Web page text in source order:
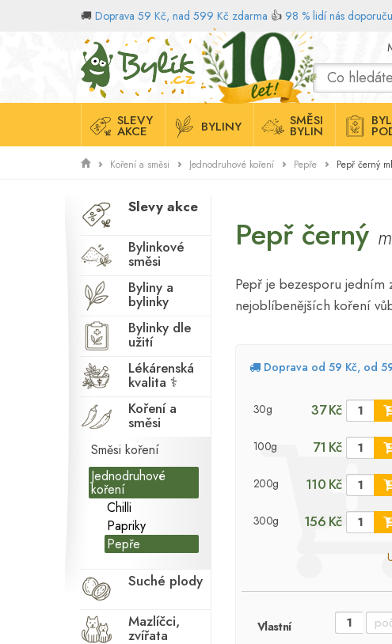
🚚 Doprava 59 Kč, nad 599 Kč zdarma 👍 98 % lidí nás
Domů
SLEVY
AKCE BYLINY SMĚSI
BYLIN
Koření a směsi Jednodruhové koření Pepře Pepř černý
Slevy akce
Bylinkové
směsi
Byliny a
bylinky
Bylinky dle
užití
Lékárenská
kvalita ⚕
Koření a
směsi
Směsi koření
Jednodruhové
koření
Chilli
Papriky
Pepře
Suché plody
Mazlíčci,
zvířata
Pepř černý
Pepř je bezesporu jedním
nejoblíbenějších koření
Doprava od 59 Kč, od
30g 37 Kč
100g 71 Kč
200g 110 Kč
300g 156 Kč
Vlastní